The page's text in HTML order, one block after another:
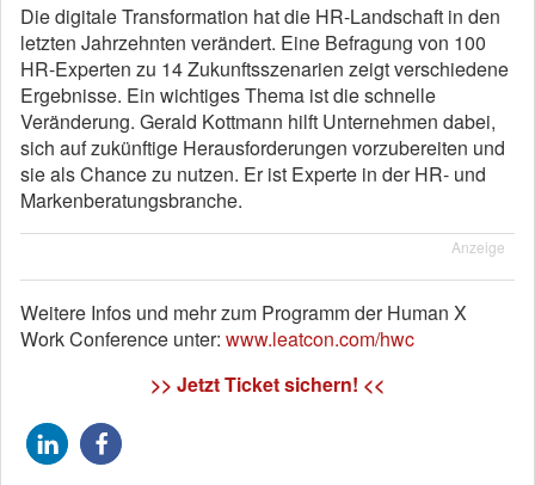
Die digitale Transformation hat die HR-Landschaft in den
letzten Jahrzehnten verändert. Eine Befragung von 100
HR-Experten zu 14 Zukunftsszenarien zeigt verschiedene
Ergebnisse. Ein wichtiges Thema ist die schnelle
Veränderung. Gerald Kottmann hilft Unternehmen dabei,
sich auf zukünftige Herausforderungen vorzubereiten und
sie als Chance zu nutzen. Er ist Experte in der HR- und
Markenberatungsbranche.
Anzeige
Weitere Infos und mehr zum Programm der Human X
Work Conference unter: www.leatcon.com/hwc
>> Jetzt Ticket sichern! <<